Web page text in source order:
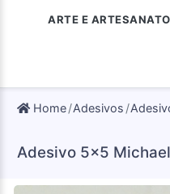
ARTE E ARTESANATO
Home Adesivos
Adesivo 5x5